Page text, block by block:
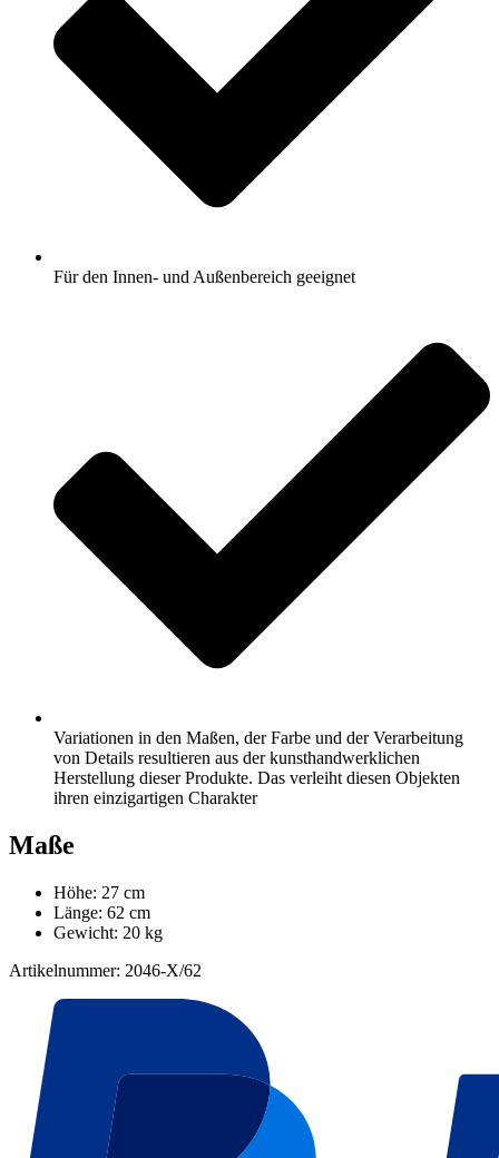
Für den Innen- und Außenbereich geeignet
Variationen in den Maßen, der Farbe und der Verarbeitung
von Details resultieren aus der kunsthandwerklichen
Herstellung dieser Produkte. Das verleiht diesen Objekten
ihren einzigartigen Charakter
Maße
Höhe: 27 cm
Länge: 62 cm
Gewicht: 20 kg
Artikelnummer: 2046-X/62